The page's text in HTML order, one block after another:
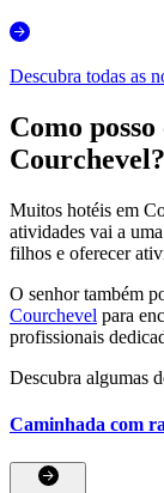
Descubra todas as
Como
Courchevel?
Muitos hotéis em
atividades vai a
filhos e oferecer
O senhor também
Courchevel para
profissionais
Descubra algumas
Caminhada com